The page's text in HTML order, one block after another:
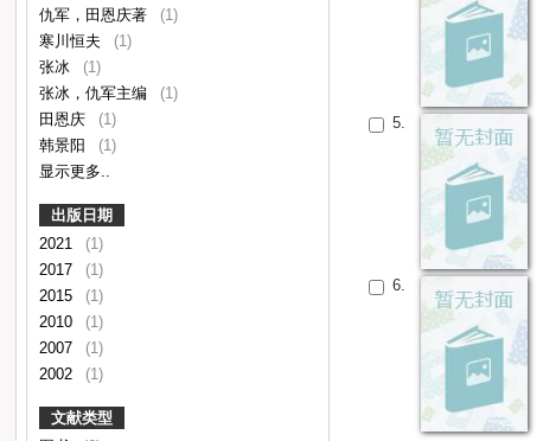
仇军，田恩庆著
(1)
寒川恒夫
(1)
张冰
(1)
张冰，仇军主编
(1)
田恩庆
(1)
韩景阳
(1)
显示更多..
出版日期
2021
(1)
2017
(1)
2015
(1)
2010
(1)
2007
(1)
2002
(1)
文献类型
5.
6.